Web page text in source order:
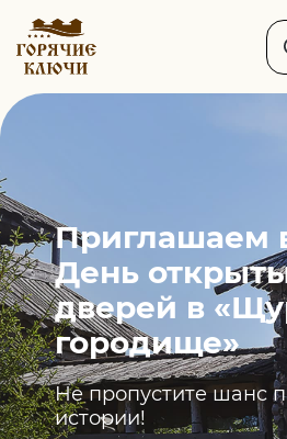
Приглашаем
День
дверей в
городище»
Не пропустите шанс
истории!